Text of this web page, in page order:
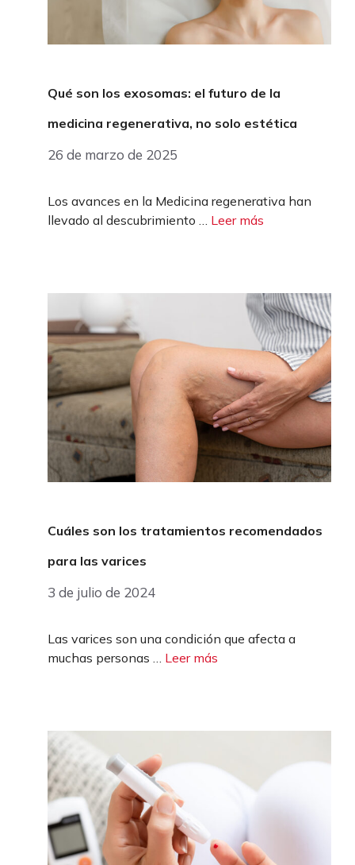
Qué son los exosomas: el futuro de la
medicina regenerativa, no solo estética
26 de marzo de 2025
Los avances en la Medicina regenerativa han
llevado al descubrimiento … Leer más
Cuáles son los tratamientos recomendados
para las varices
3 de julio de 2024
Las varices son una condición que afecta a
muchas personas … Leer más